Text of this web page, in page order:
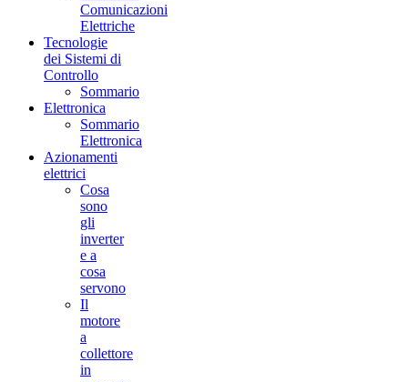
Comunicazioni
Elettriche
Tecnologie
dei Sistemi di
Controllo
Sommario
Elettronica
Sommario
Elettronica
Azionamenti
elettrici
Cosa
sono
gli
inverter
e a
cosa
servono
Il
motore
a
collettore
in